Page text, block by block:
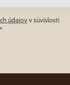
údajovv súvislosti